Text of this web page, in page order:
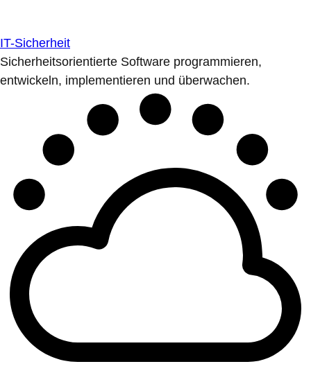
IT-Sicherheit
Sicherheitsorientierte Software programmieren,
entwickeln, implementieren und überwachen.